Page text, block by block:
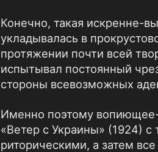
Конечно, такая искренне-
укладывалась в
протяжении почти всей
испытывал постоянный
стороны всевозможных
Именно поэтому
«Ветер с Украины» (1924) с
риторическими, а затем